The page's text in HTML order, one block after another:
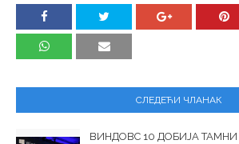
СЛЕДЕЋИ ЧЛАНАК
ВИНДОВС 10 ДОБИЈА ТАМНИ